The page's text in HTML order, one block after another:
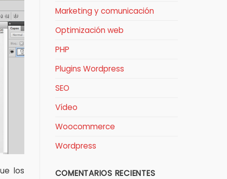
los
Marketing y comunicación
Optimización web
PHP
Plugins Wordpress
SEO
Vídeo
Woocommerce
Wordpress
COMENTARIOS RECIENTES